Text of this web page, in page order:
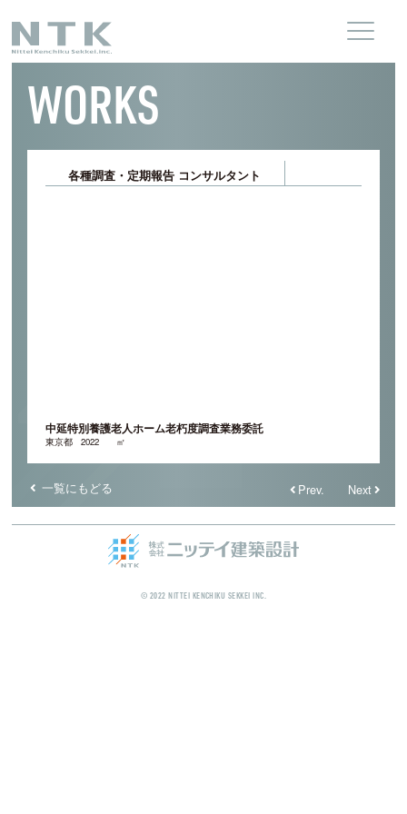
WORKS
各種調査・定期報告 コンサルタント
中延特別養護老人ホーム老朽度調査業務委託
東京都 2022 ㎡
一覧にもどる Prev. Next
© 2022 NITTEI KENCHIKU SEKKEI INC.